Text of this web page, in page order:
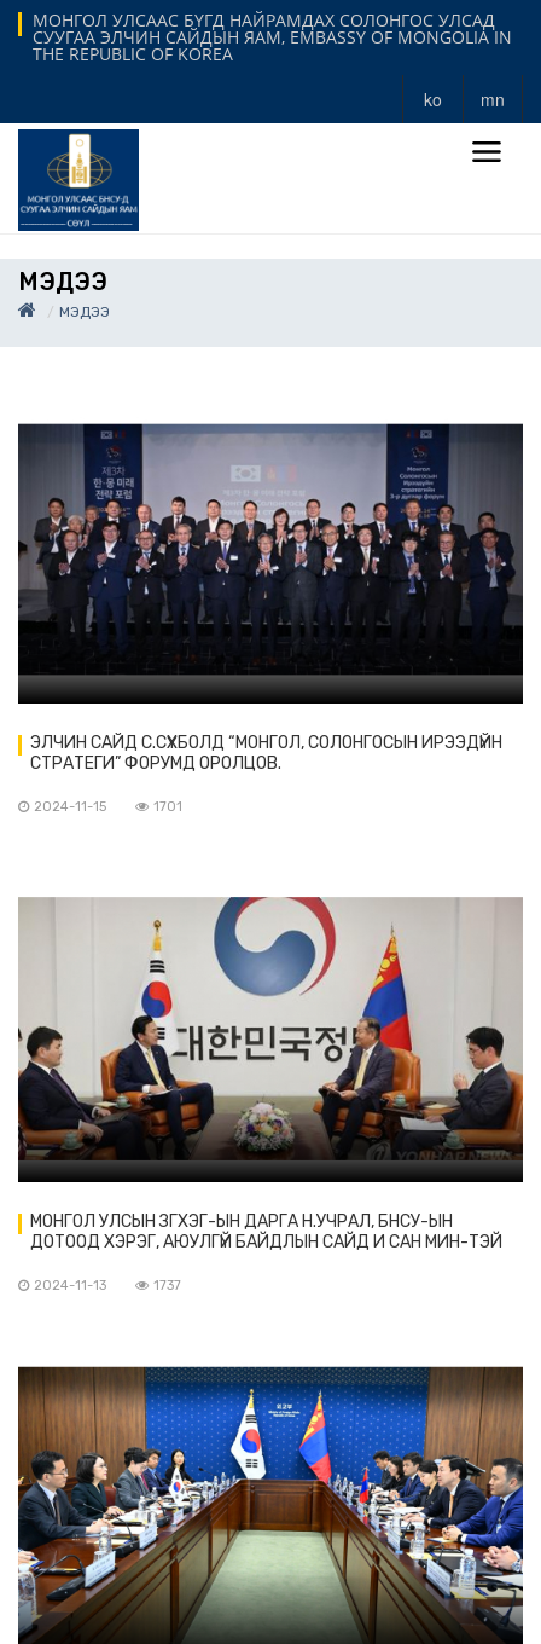
МОНГОЛ УЛСААС БҮГД НАЙРАМДАХ СОЛОНГОС УЛСАД
СУУГАА ЭЛЧИН САЙДЫН ЯАМ, EMBASSY OF MONGOLIA IN
THE REPUBLIC OF KOREA
ko mn
МЭДЭЭ
МЭДЭЭ
ЭЛЧИН САЙД С.СҮХБОЛД “МОНГОЛ, СОЛОНГОСЫН ИРЭЭДҮЙН
СТРАТЕГИ” ФОРУМД ОРОЛЦОВ.
2024-11-15 1701
МОНГОЛ УЛСЫН ЗГХЭГ-ЫН ДАРГА Н.УЧРАЛ, БНСУ-ЫН
ДОТООД ХЭРЭГ, АЮУЛГҮЙ БАЙДЛЫН САЙД И САН МИН-ТЭЙ
2024-11-13 1737